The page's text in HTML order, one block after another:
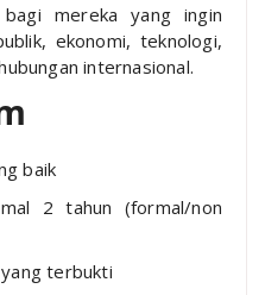
mereka yang ingin
ekonomi, teknologi,
internasional.
baik
2 tahun (formal/non
terbukti